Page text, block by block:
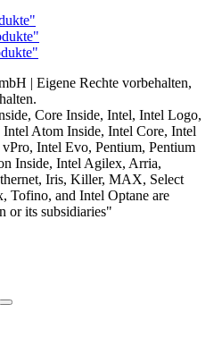
| Eigene Rechte vorbehalten,
Core Inside, Intel, Intel Logo,
Atom Inside, Intel Core, Intel
Intel Evo, Pentium, Pentium
Inside, Intel Agilex, Arria,
Iris, Killer, MAX, Select
Tofino, and Intel Optane are
or its subsidiaries"